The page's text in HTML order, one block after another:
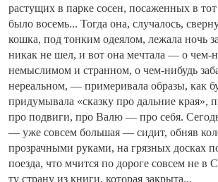
растущих в парке сосен, посаженных в тот
было восемь... Тогда она, случалось,
кошка, под тонким одеялом, лежала ночь
никак не шел, и вот она мечтала — о чем-
немыслимом и странном, о чем-нибудь
нереальном, — примеривала образы, как
придумывала «сказку про дальние края»,
про подвиги, про Валю — про себя.
— уже совсем большая — сидит, обняв
прозрачными руками, на грязных досках
поезда, что мчится по дороге совсем не в
ту страну из книги, которая закрыта...